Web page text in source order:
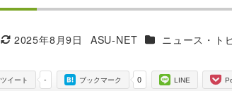
更新日
2025年8月9日
著
ASU-NET カテゴリー
ニュース・ト
-
ツイート 0
ブックマーク LINE